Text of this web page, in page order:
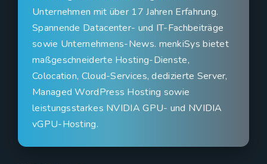
Unternehmen mit über 17 Jahren Erfahrung.
Spannende Datacenter- und IT-Fachbeiträge
sowie Unternehmens-News. menkiSys bietet
maßgeschneiderte Hosting-Dienste,
Colocation, Cloud-Services, dedizierte Server,
Managed WordPress Hosting sowie
leistungsstarkes NVIDIA GPU- und NVIDIA
vGPU-Hosting.